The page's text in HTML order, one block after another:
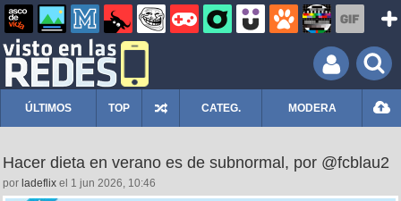
ÚLTIMOS TOP CATEG. MODERA
Hacer dieta en verano es de subnormal, por @fcblau2
por ladeflix el 1 jun 2026, 10:46